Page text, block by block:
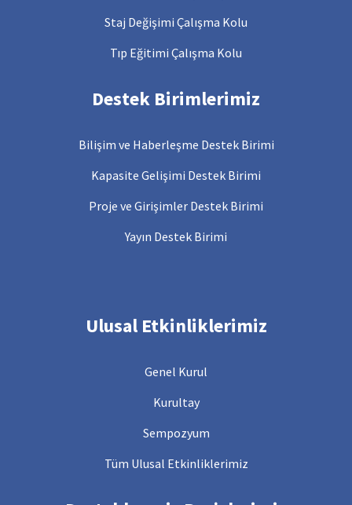
Staj Değişimi Çalışma Kolu
Tıp Eğitimi Çalışma Kolu
Destek Birimlerimiz
Bilişim ve Haberleşme Destek Birimi
Kapasite Gelişimi Destek Birimi
Proje ve Girişimler Destek Birimi
Yayın Destek Birimi
Ulusal Etkinliklerimiz
Genel Kurul
Kurultay
Sempozyum
Tüm Ulusal Etkinliklerimiz